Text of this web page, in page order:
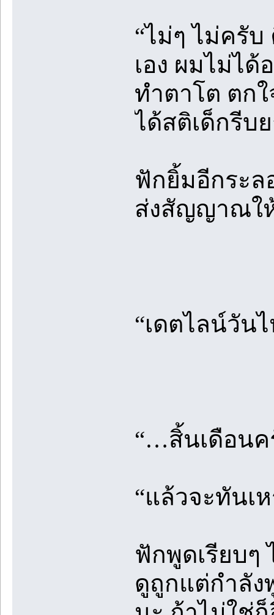
“ไม่ๆ ไม่ครั
เอง ผมไม่ไ
ทำตาโต ตก
ได้สติเด็กรีบ
ฟักยิ้มอีกระล
ส่งสัญญาณใ
“เดตไลน์วัน
“…สิ้นเดือนค
“แล้วจะทันเ
ฟักพูดเรียบๆ
ดูถูกแต่กำลัง